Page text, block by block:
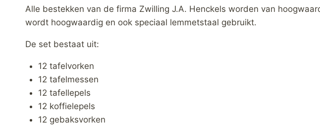
Alle bestekken van de firma Zwilling J.A. Henckels worden van
wordt hoogwaardig en ook speciaal lemmetstaal gebruikt.
De set bestaat uit:
12 tafelvorken
12 tafelmessen
12 tafellepels
12 koffielepels
12 gebaksvorken